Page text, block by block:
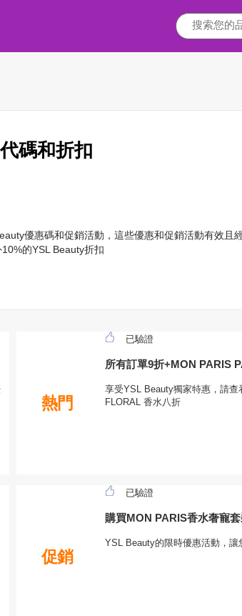
碼和折扣
優惠碼和促銷活動，這些優惠和促銷活動有效且
的YSL Beauty折扣
熱門
已驗證
所有訂單9折+MON PARIS
享受YSL Beauty獨家特惠，請查
FLORAL 香水八折
促銷
已驗證
購買MON PARIS香水奢寵
YSL Beauty的限時優惠活動，